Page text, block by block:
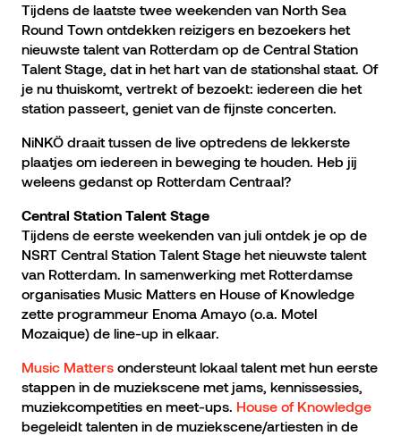
Tijdens de laatste twee weekenden van North Sea
Round Town ontdekken reizigers en bezoekers het
nieuwste talent van Rotterdam op de Central Station
Talent Stage, dat in het hart van de stationshal staat. Of
je nu thuiskomt, vertrekt of bezoekt: iedereen die het
station passeert, geniet van de fijnste concerten.
NiNKÖ draait tussen de live optredens de lekkerste
plaatjes om iedereen in beweging te houden. Heb jij
weleens gedanst op Rotterdam Centraal?
Central Station Talent Stage
Tijdens de eerste weekenden van juli ontdek je op de
NSRT Central Station Talent Stage het nieuwste talent
van Rotterdam. In samenwerking met Rotterdamse
organisaties Music Matters en House of Knowledge
zette programmeur Enoma Amayo (o.a. Motel
Mozaique) de line-up in elkaar.
Music Matters ondersteunt lokaal talent met hun eerste
stappen in de muziekscene met jams, kennissessies,
muziekcompetities en meet-ups. House of Knowledge
begeleidt talenten in de muziekscene/artiesten in de